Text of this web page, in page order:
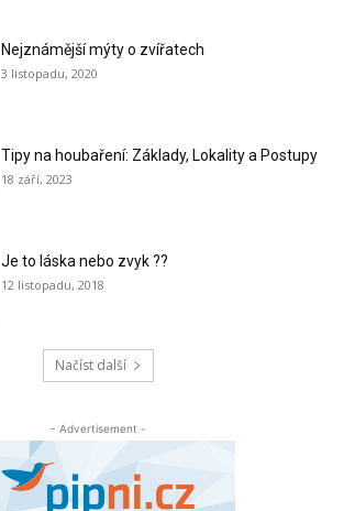
Nejznámější mýty o zvířatech
3 listopadu, 2020
Tipy na houbaření: Základy, Lokality a Postupy
18 září, 2023
Je to láska nebo zvyk ??
12 listopadu, 2018
Načíst další
- Advertisement -